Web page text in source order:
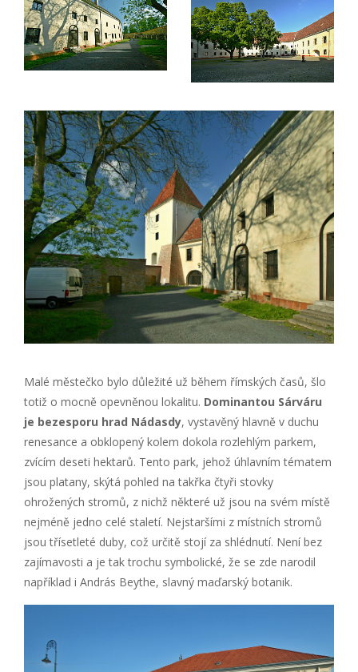
Malé městečko bylo důležité už během římských časů, šlo
totiž o mocně opevněnou lokalitu. Dominantou Sárváru
je bezesporu hrad Nádasdy, vystavěný hlavně v duchu
renesance a obklopený kolem dokola rozlehlým parkem,
zvícím deseti hektarů. Tento park, jehož úhlavním tématem
jsou platany, skýtá pohled na takřka čtyři stovky
ohrožených stromů, z nichž některé už jsou na svém místě
nejméně jedno celé staletí. Nejstaršími z místních stromů
jsou třísetleté duby, což určitě stojí za shlédnutí. Není bez
zajímavosti a je tak trochu symbolické, že se zde narodil
například i András Beythe, slavný maďarský botanik.